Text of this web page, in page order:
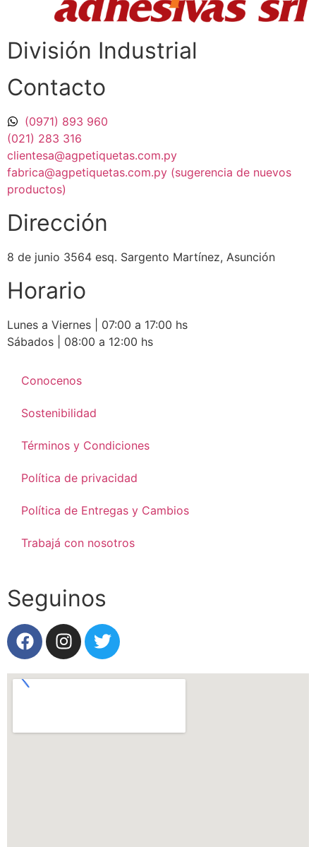
División Industrial​
Contacto
(0971) 893 960
(021) 283 316
clientesa@agpetiquetas.com.py
fabrica@agpetiquetas.com.py (sugerencia de nuevos
productos)
Dirección
8 de junio 3564 esq. Sargento Martínez, Asunción
Horario
Lunes a Viernes | 07:00 a 17:00 hs
Sábados | 08:00 a 12:00 hs
Conocenos
Sostenibilidad
Términos y Condiciones
Política de privacidad
Política de Entregas y Cambios
Trabajá con nosotros
Seguinos